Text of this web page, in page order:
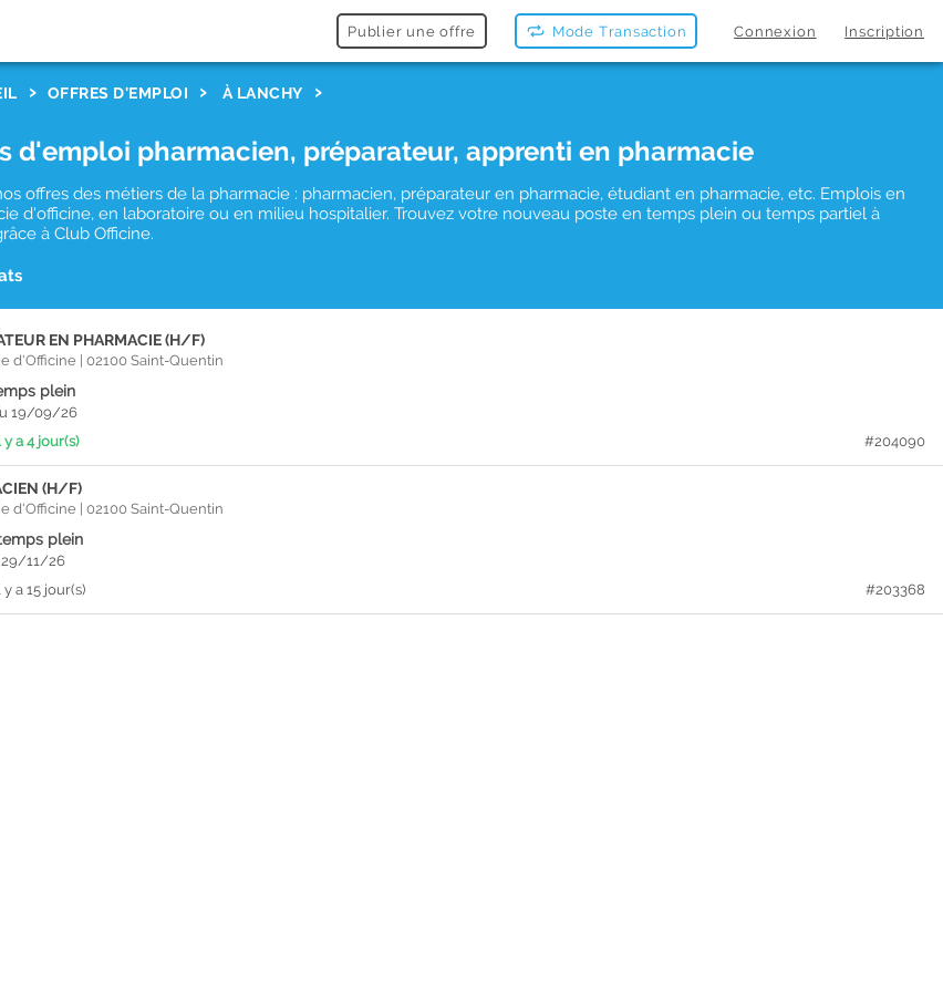
Publier une offre Mode Transaction Connexion Inscription
OFFRES D'EMPLOI À LANCHY
d'emploi pharmacien, préparateur, apprenti en pharmacie
offres des métiers de la pharmacie : pharmacien, préparateur en pharmacie, étudiant en pharmacie, etc. Emplois en
d'officine, en laboratoire ou en milieu hospitalier. Trouvez votre nouveau poste en temps plein ou temps partiel à
à Club Officine.
EN PHARMACIE (H/F)
d'Officine |02100Saint-Quentin
plein
19/09/26
a 4 jour(s)
#204090
(H/F)
d'Officine |02100Saint-Quentin
plein
29/11/26
a 15 jour(s)
#203368